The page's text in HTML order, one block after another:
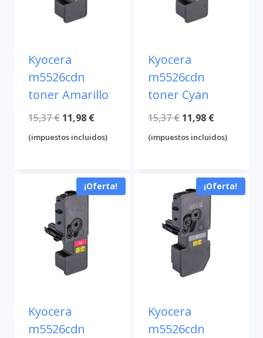
Kyocera
m5526cdn
toner Amarillo
15,37€ El
precio
15,37 €.
11,98 €El
precio
11,98 €.
(impuestos incluidos)
Kyocera
m5526cdn
toner Cyan
15,37€ El
precio
15,37 €.
11,98 €El
precio
11,98 €.
(impuestos incluidos)
¡Oferta!
Kyocera
m5526cdn
¡Oferta!
Kyocera
m5526cdn